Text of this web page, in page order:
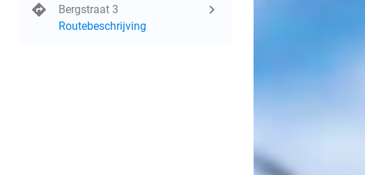
Bergstraat 3
Routebeschrijving